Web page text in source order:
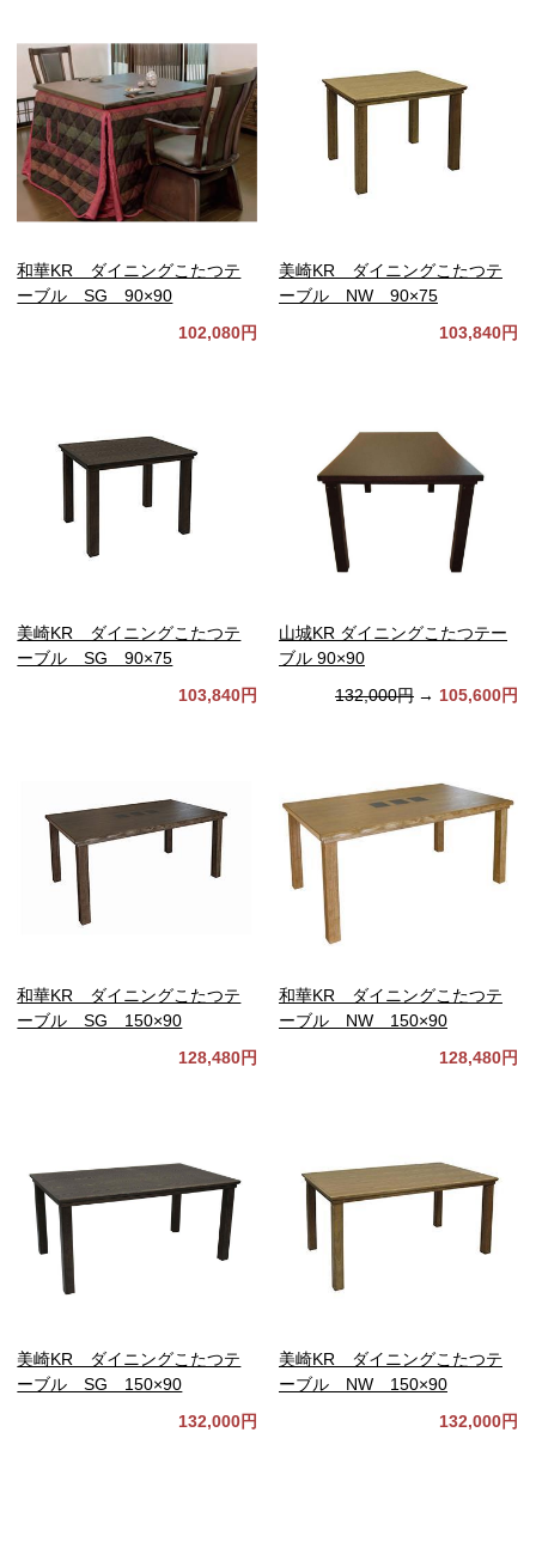
和華KR ダイニングこたつテ
ーブル SG 90×90
102,080円
美崎KR ダイニングこたつテ
ーブル NW 90×75
103,840円
美崎KR ダイニングこたつテ
ーブル SG 90×75
103,840円
山城KR ダイニングこたつテー
ブル 90×90
132,000円 → 105,600円
和華KR ダイニングこたつテ
ーブル SG 150×90
128,480円
和華KR ダイニングこたつテ
ーブル NW 150×90
128,480円
美崎KR ダイニングこたつテ
ーブル SG 150×90
132,000円
美崎KR ダイニングこたつテ
ーブル NW 150×90
132,000円